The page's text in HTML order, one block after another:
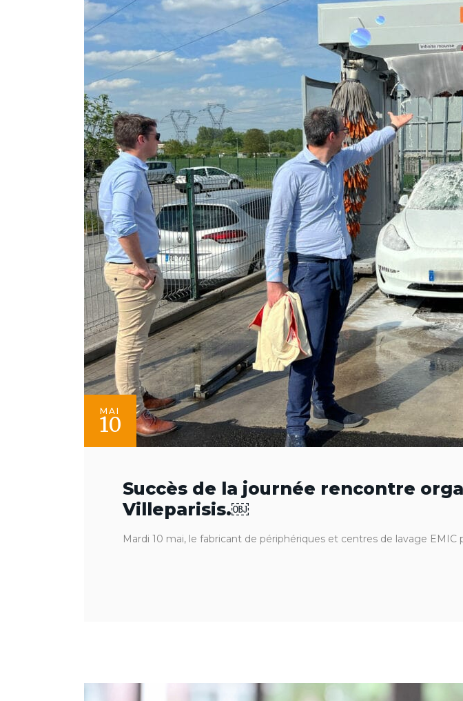
MAI
10
Succès de la journée rencontre
Villeparisis.￼
Mardi 10 mai, le fabricant de périphériques et centres de lavage